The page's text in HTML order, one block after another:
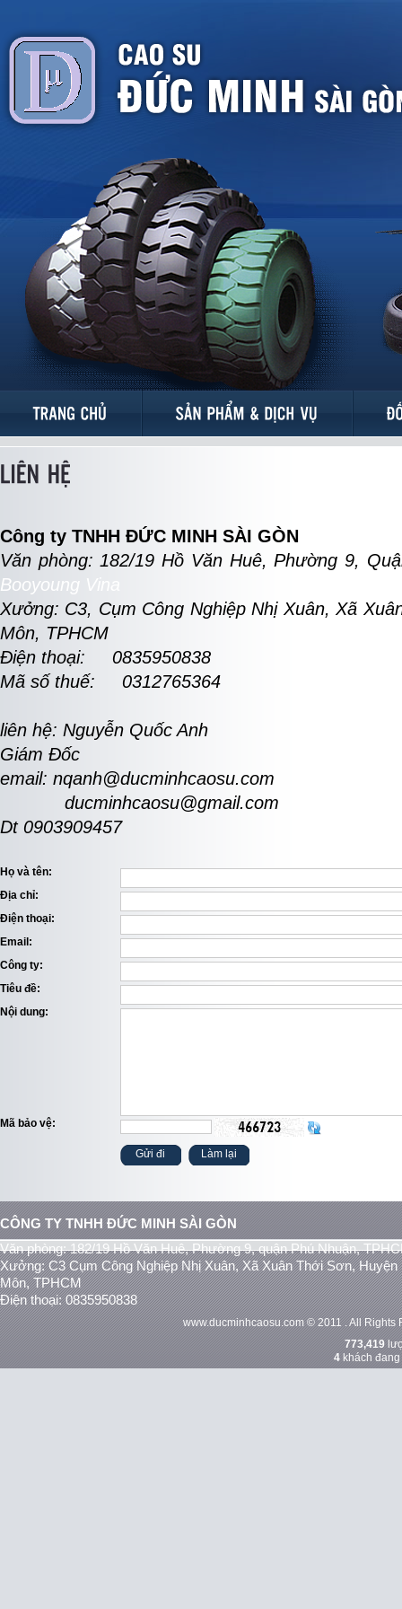
Công ty TNHH ĐỨC MINH SÀI GÒN
Văn phòng: 182/19 Hồ Văn Huê, Phường 9,
Booyoung Vina
Xưởng: C3, Cụm Công Nghiệp Nhị Xuân, Xã
Môn, TPHCM
Điện thoại: 0835950838
Mã số thuế: 0312765364
liên hệ: Nguyễn Quốc Anh
Giám Đốc
email: nqanh@ducminhcaosu.com
ducminhcaosu@gmail.com
Dt 0903909457
Họ và tên:
Địa chỉ:
Điện thoại:
Email:
Công ty:
Tiêu đề:
Nội dung:
Mã bảo vệ:
CÔNG TY TNHH ĐỨC MINH SÀI GÒN
Văn phòng: 182/19 Hồ Văn Huê, Phường 9, quận Phú Nhuận,
Xưởng: C3 Cụm Công Nghiệp Nhị Xuân, Xã Xuân Thới Sơn, Huyện
Môn, TPHCM
Điện thoại: 0835950838
www.ducminhcaosu.com © 2011 . All Rights
773,419
4 khách